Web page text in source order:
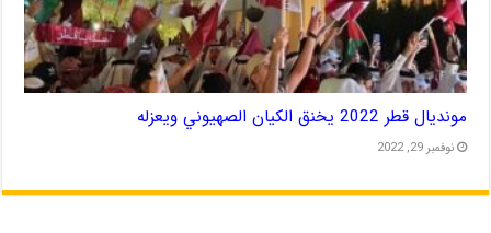
مونديال قطر 2022 يخنق الكيان الصهيوني ويعزله
نوفمبر 29, 2022